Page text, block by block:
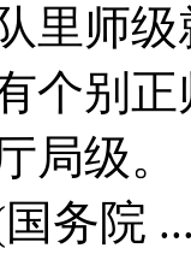
师级
个别
局级
务院